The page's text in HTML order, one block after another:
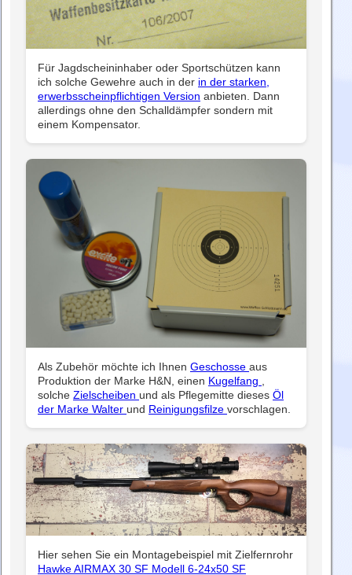
Für Jagdscheininhaber oder Sportschützen kann
ich solche Gewehre auch in der in der starken,
erwerbsscheinpflichtigen Version anbieten. Dann
allerdings ohne den Schalldämpfer sondern mit
einem Kompensator.
Als Zubehör möchte ich Ihnen Geschosse aus
Produktion der Marke H&N, einen Kugelfang
solche Zielscheiben und als Pflegemitte dieses Öl
der Marke Walter und Reinigungsfilze vorschlagen.
Hier sehen Sie ein Montagebeispiel mit Zielfernrohr
Hawke AIRMAX 30 SF Modell 6-24x50 SF